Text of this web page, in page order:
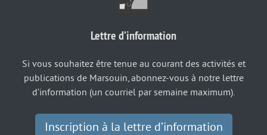
Lettre d’information
Si vous souhaitez être tenue au courant des activités et
publications de Marsouin, abonnez-vous à notre lettre
d’information (un courriel par semaine maximum).
Inscription à la lettre d’information